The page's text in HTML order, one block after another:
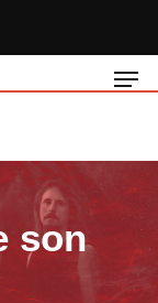
son